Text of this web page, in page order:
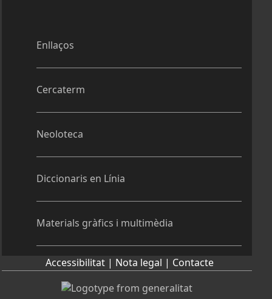
Enllaços
Cercaterm
Neoloteca
Diccionaris en Línia
Materials gràfics i multimèdia
Accessibilitat | Nota legal | Contacte